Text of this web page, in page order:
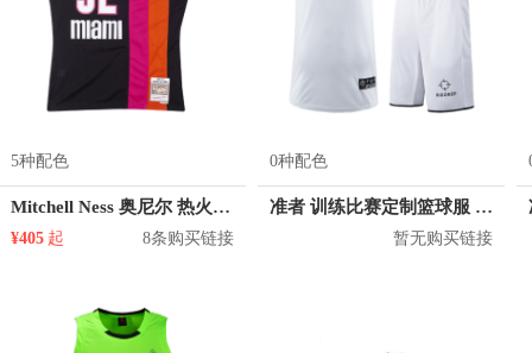
5种配色
Mitchell Ness 奥尼尔 热火队 32号球衣
¥405 起 8条购买链接
0种配色
准者 训练比赛定制篮球服 Z17110105
暂无购买链接